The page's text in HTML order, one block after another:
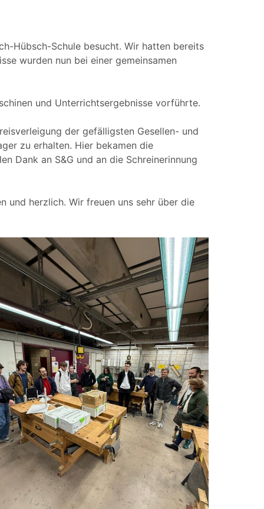
Hübsch-Schule besucht. Wir hatten bereits
wurden nun bei einer gemeinsamen
und Unterrichtsergebnisse vorführte.
der gefälligsten Gesellen- und
zu erhalten. Hier bekamen die
Dank an S&G und an die Schreinerinnung
und herzlich. Wir freuen uns sehr über die